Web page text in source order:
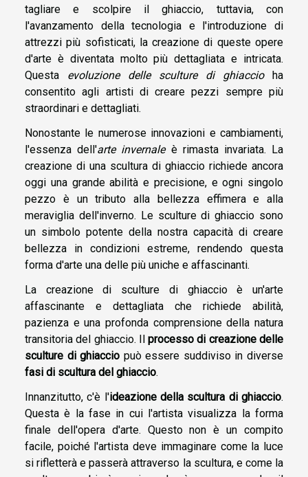
tagliare e scolpire il ghiaccio, tuttavia, con
l'avanzamento della tecnologia e l'introduzione di
attrezzi più sofisticati, la creazione di queste opere
d'arte è diventata molto più dettagliata e intricata.
Questa evoluzione delle sculture di ghiaccioha
consentito agli artisti di creare pezzi sempre più
straordinari e dettagliati.
Nonostante le numerose innovazioni e cambiamenti,
l'essenza dell'arte invernaleè rimasta invariata. La
creazione di una scultura di ghiaccio richiede ancora
oggi una grande abilità e precisione, e ogni singolo
pezzo è un tributo alla bellezza effimera e alla
meraviglia dell'inverno. Le sculture di ghiaccio sono
un simbolo potente della nostra capacità di creare
bellezza in condizioni estreme, rendendo questa
forma d'arte una delle più uniche e affascinanti.
La creazione di sculture di ghiaccio è un'arte
affascinante e dettagliata che richiede abilità,
pazienza e una profonda comprensione della natura
transitoria del ghiaccio. Ilprocesso di creazione delle
sculture di ghiaccio può essere suddiviso in diverse
fasi di scultura del ghiaccio.
Innanzitutto, c'è l'ideazione della scultura di ghiaccio.
Questa è la fase in cui l'artista visualizza la forma
finale dell'opera d'arte. Questo non è un compito
facile, poiché l'artista deve immaginare come la luce
si rifletterà e passerà attraverso la scultura, e come la